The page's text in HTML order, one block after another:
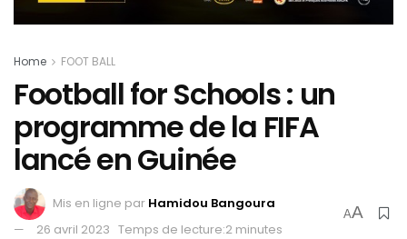
Home FOOT BALL
Football for Schools : un
programme de la FIFA
lancé en Guinée
Mis en ligne par Hamidou Bangoura
26 avril 2023 Temps de lecture:2 minutes
AA